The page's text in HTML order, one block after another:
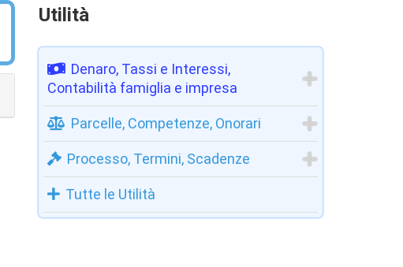
Utilità
Denaro, Tassi e Interessi,
Contabilità famiglia e impresa
Parcelle, Competenze, Onorari
Processo, Termini, Scadenze
Tutte le Utilità